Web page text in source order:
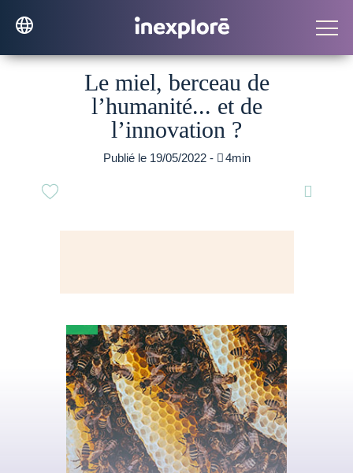
Le miel, berceau de
l’humanité... et de
l’innovation ?
Publié le 19/05/2022 - 4min
